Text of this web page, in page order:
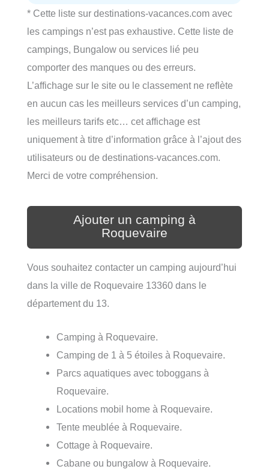
* Cette liste sur destinations-vacances.com avec
les campings n’est pas exhaustive. Cette liste de
campings, Bungalow ou services lié peu
comporter des manques ou des erreurs.
L’affichage sur le site ou le classement ne reflète
en aucun cas les meilleurs services d’un camping,
les meilleurs tarifs etc… cet affichage est
uniquement à titre d’information grâce à l’ajout des
utilisateurs ou de destinations-vacances.com.
Merci de votre compréhension.
Ajouter un camping à
Roquevaire
Vous souhaitez contacter un camping aujourd’hui
dans la ville de Roquevaire 13360 dans le
département du 13.
Camping à Roquevaire.
Camping de 1 à 5 étoiles à Roquevaire.
Parcs aquatiques avec toboggans à
Roquevaire.
Locations mobil home à Roquevaire.
Tente meublée à Roquevaire.
Cottage à Roquevaire.
Cabane ou bungalow à Roquevaire.